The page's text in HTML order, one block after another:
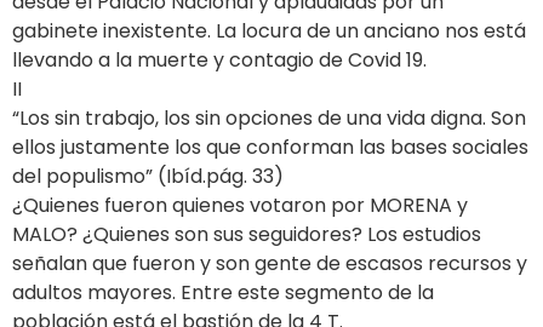
gabinete inexistente. La locura de un anciano nos está
llevando a la muerte y contagio de Covid 19.
II
“Los sin trabajo, los sin opciones de una vida digna. Son
ellos justamente los que conforman las bases sociales
del populismo” (Ibíd.pág. 33)
¿Quienes fueron quienes votaron por MORENA y
MALO? ¿Quienes son sus seguidores? Los estudios
señalan que fueron y son gente de escasos recursos y
adultos mayores. Entre este segmento de la